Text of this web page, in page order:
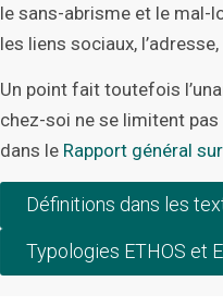
le sans-abrisme et le mal-
les liens sociaux,
Un point fait toutefois
chez-soi ne se limitent
dans le Rapport général
Définitions dans les
Typologies ETHOS et